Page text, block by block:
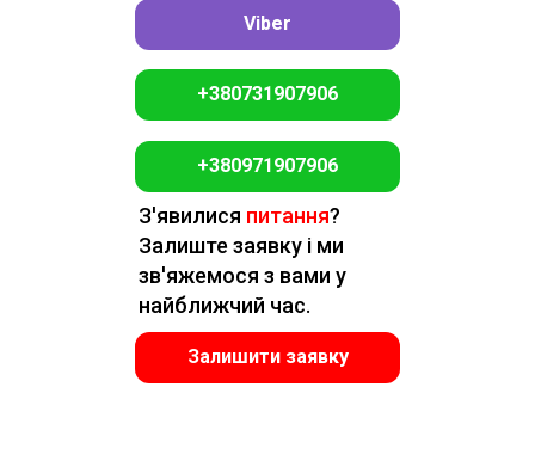
З'явилися питання?
Залиште заявку і ми
зв'яжемося з вами у
найближчий час.
Viber
+380731907906
+380971907906
Залишити заявку